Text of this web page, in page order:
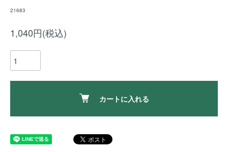
21683
1,040円(税込)
カートに入れる